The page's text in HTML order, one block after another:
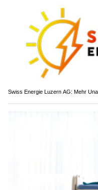
Swiss Energie Luzern AG: Mehr